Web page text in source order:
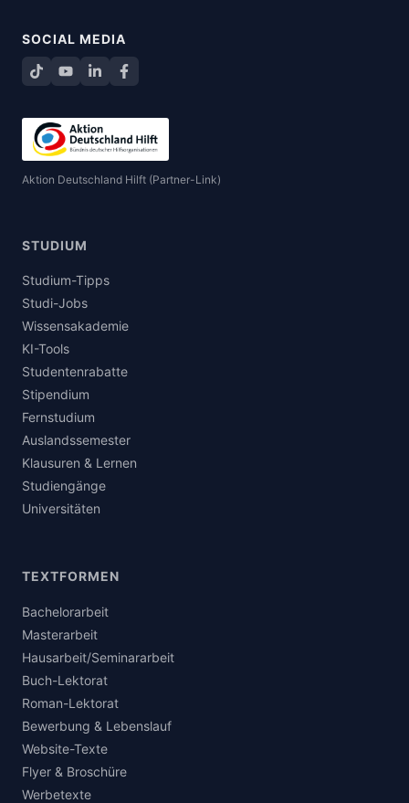
SOCIAL MEDIA
TikTokYouTube
LinkedInFacebook teilen
Aktion Deutschland Hilft (Partner-Link)
STUDIUM
Studium-Tipps
Studi-Jobs
Wissensakademie
KI-Tools
Studentenrabatte
Stipendium
Fernstudium
Auslandssemester
Klausuren & Lernen
Studiengänge
Universitäten
TEXTFORMEN
Bachelorarbeit
Masterarbeit
Hausarbeit/Seminararbeit
Buch-Lektorat
Roman-Lektorat
Bewerbung & Lebenslauf
Website-Texte
Flyer & Broschüre
Werbetexte